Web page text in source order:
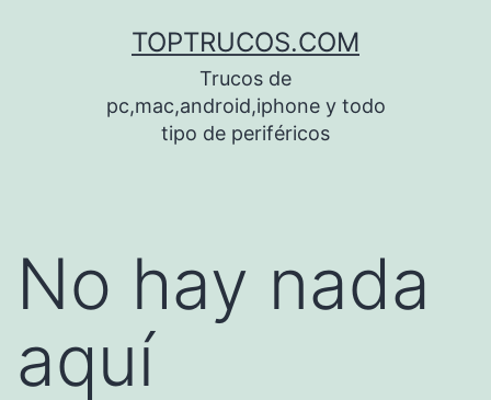
TOPTRUCOS.COM
Trucos de
pc,mac,android,iphone y todo
tipo de periféricos
No hay nada
aquí